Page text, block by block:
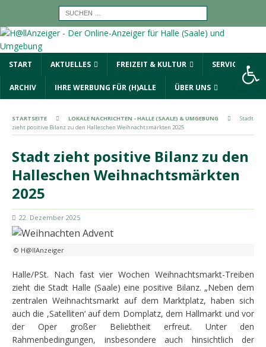
START AKTUELLES FREIZEIT & KULTUR SERVICE
ARCHIV IHRE WERBUNG FÜR (H)ALLE ÜBER UNS
STARTSEITE LOKALE NACHRICHTEN - HALLE (SAALE) & UMGEBUNG
Stadt
zieht positive Bilanz zu den Halleschen Weihnachtsmärkten 2025
Stadt zieht positive Bilanz zu den
Halleschen Weihnachtsmärkten
2025
22. Dezember 2025
© H@llAnzeiger
Halle/PSt. Nach fast vier Wochen Weihnachtsmarkt-Treiben
zieht die Stadt Halle (Saale) eine positive Bilanz. „Neben dem
zentralen Weihnachtsmarkt auf dem Marktplatz, haben sich
auch die ,Satelliten‘ auf dem Domplatz, dem Hallmarkt und vor
der Oper großer Beliebtheit erfreut. Unter den
Rahmenbedingungen, insbesondere auch hinsichtlich der
Werkzeugleiste öffnen